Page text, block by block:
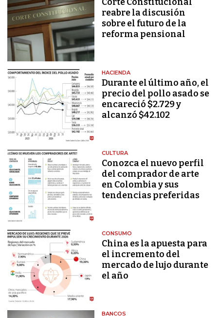
reabre la discusión
sobre el futuro de la
reforma pensional
HACIENDA
Durante el último año, el
precio del pollo asado se
encareció $2.729 y
alcanzó $42.102
CULTURA
Conozca el nuevo perfil
del comprador de arte
en Colombia y sus
tendencias preferidas
CONSUMO
China es la apuesta para
el incremento del
mercado de lujo durante
el año
BANCOS